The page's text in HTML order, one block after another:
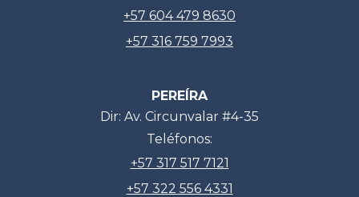
+57 604 479 8630
+57 316 759 7993
PEREÍRA
Dir: Av. Circunvalar #4-35
Teléfonos:
+57 317 517 7121
+57 322 556 4331